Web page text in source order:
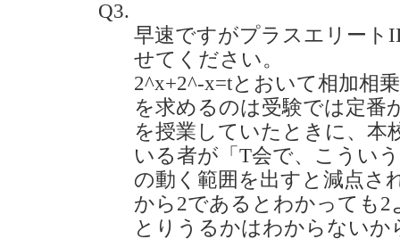
Q3.
早速ですがプラスエリート
せてください。
2^x+2^-x=tとおいて相加相
を求めるのは受験では定番
を授業していたときに、本
いる者が「T会で、こうい
の動く範囲を出すと減点さ
から2であるとわかっても
とりうるかはわからない